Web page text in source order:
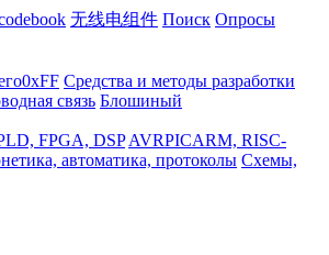
无线电组件 Поиск Опросы
0xFF Средства и методы разработки
связь Блошиный
FPGA, DSP AVRPICARM, RISC-
автоматика, протоколы Схемы,